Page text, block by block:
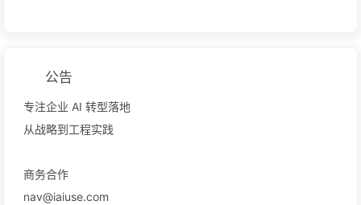
公告
专注企业 AI 转型落地
从战略到工程实践
商务合作
nav@iaiuse.com